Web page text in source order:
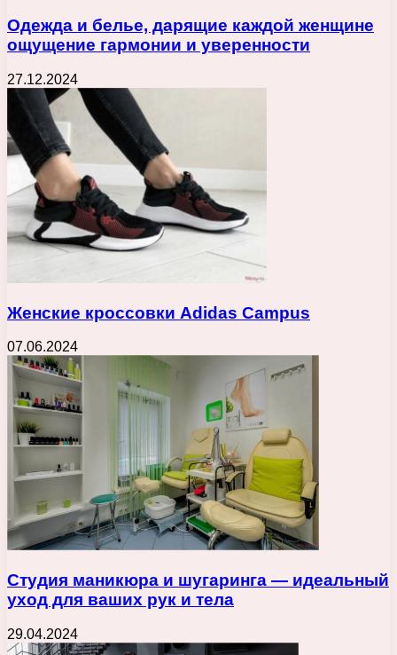
Одежда и белье, дарящие каждой женщине
ощущение гармонии и уверенности
27.12.2024
Женские кроссовки Adidas Campus
07.06.2024
Студия маникюра и шугаринга — идеальный
уход для ваших рук и тела
29.04.2024